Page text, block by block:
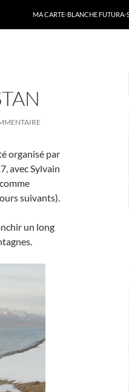
MA CARTE-BLANCHE FUTURA-
organisé par
avec Sylvain
suivants).
un long